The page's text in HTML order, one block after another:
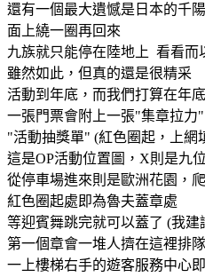
還有一個最大遺憾是日本的千
面上繞一圈再回來
九族就只能停在陸地上 看看而
雖然如此，但真的還是很精采
活動到年底，而我們打算在年
一張門票會附上一張"集章拉
"活動抽獎單" (紅色圈起，上網
這是OP活動位置圖，X則是九
從停車場進來則是歐洲花園，
紅色圈起處即為魯夫蓋章處
等迎賓舞跳完就可以蓋了 (我
第一個章會一堆人擠在這裡排
一上樓梯右手的遊客服務中心